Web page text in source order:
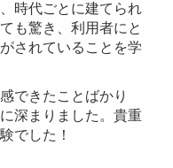
時代ごとに建てられ
も驚き、利用者にと
されていることを学
できたことばかり
深まりました。貴重
でした！